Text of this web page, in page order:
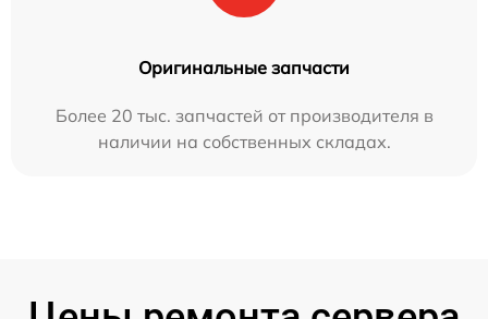
Оригинальные запчасти
Более 20 тыс. запчастей от производителя в
наличии на собственных складах.